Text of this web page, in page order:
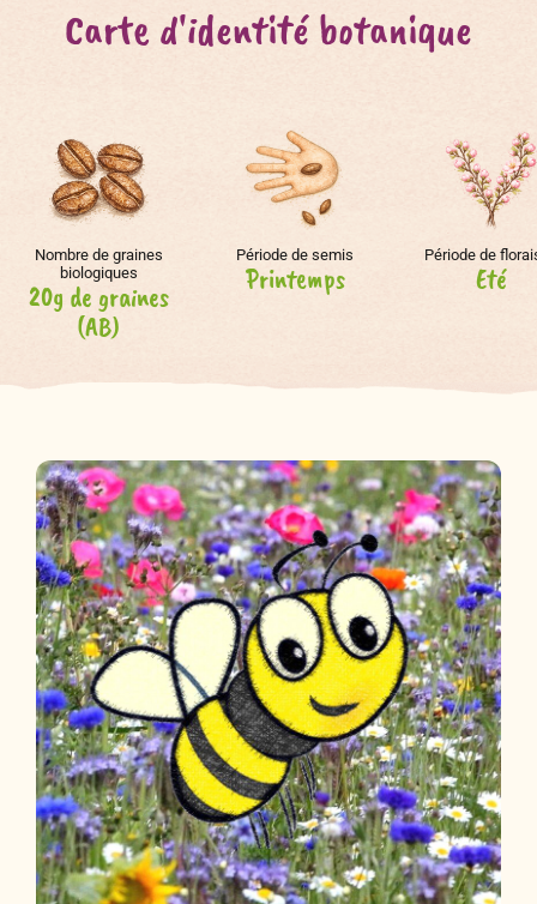
Carte d'identité botanique
Nombre de graines
biologiques
20g de graines
(AB)
Période de semis
Printemps
Période de
Eté